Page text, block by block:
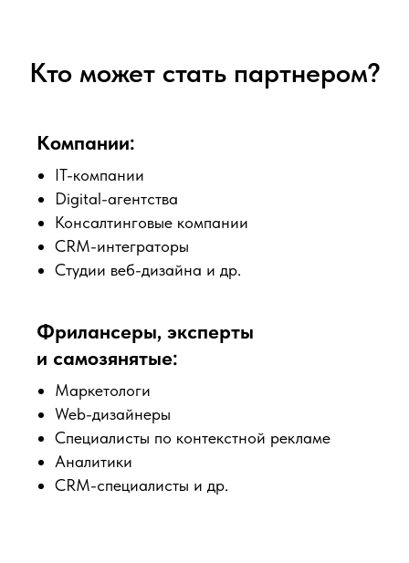
Кто может стать партнером?
Компании:
IT-компании
Digital-агентства
Консалтинговые компании
CRM-интеграторы
Студии веб-дизайна и др.
Фрилансеры, эксперты
и самозянятые:
Маркетологи
Web-дизайнеры
Специалисты по контекстной рекламе
Аналитики
CRM-специалисты и др.